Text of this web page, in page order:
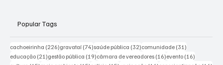
Popular Tags
cachoeirinha (226)226 posts
gravataí (74)74 posts
saúde pública (32)32 posts
comunidade (31)
educação (21)21 posts
gestão pública (19)19 posts
câmara de vereadores (16)16 posts
evento (16)